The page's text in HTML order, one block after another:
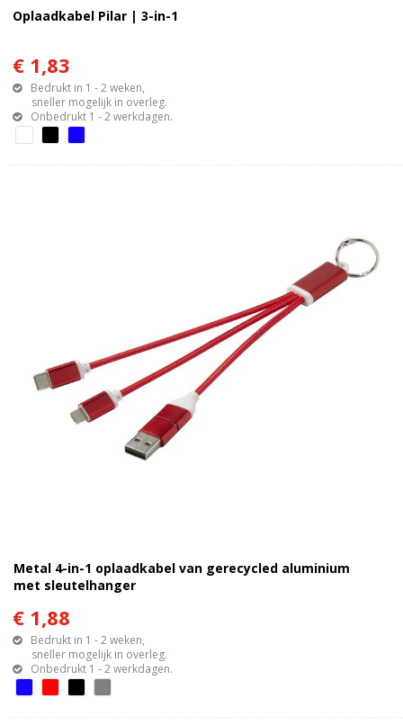
Oplaadkabel Pilar | 3-in-1
€ 1,83
Bedrukt in 1 - 2 weken,
sneller mogelijk in overleg.
Onbedrukt 1 - 2 werkdagen.
Metal 4-in-1 oplaadkabel van gerecycled aluminium
met sleutelhanger
€ 1,88
Bedrukt in 1 - 2 weken,
sneller mogelijk in overleg.
Onbedrukt 1 - 2 werkdagen.